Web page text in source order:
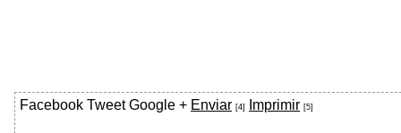
Facebook Tweet Google + Enviar [4] Imprimir [5]